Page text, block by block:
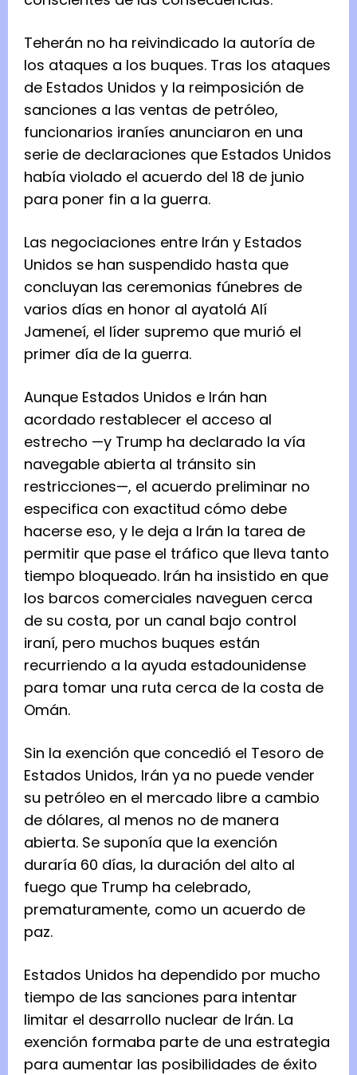
Teherán no ha reivindicado la autoría de
los ataques a los buques. Tras los ataques
de Estados Unidos y la reimposición de
sanciones a las ventas de petróleo,
funcionarios iraníes anunciaron en una
serie de declaraciones que Estados Unidos
había violado el acuerdo del 18 de junio
para poner fin a la guerra.
Las negociaciones entre Irán y Estados
Unidos se han suspendido hasta que
concluyan las ceremonias fúnebres de
varios días en honor al ayatolá Alí
Jameneí, el líder supremo que murió el
primer día de la guerra.
Aunque Estados Unidos e Irán han
acordado restablecer el acceso al
estrecho —y Trump ha declarado la vía
navegable abierta al tránsito sin
restricciones—, el acuerdo preliminar no
especifica con exactitud cómo debe
hacerse eso, y le deja a Irán la tarea de
permitir que pase el tráfico que lleva tanto
tiempo bloqueado. Irán ha insistido en que
los barcos comerciales naveguen cerca
de su costa, por un canal bajo control
iraní, pero muchos buques están
recurriendo a la ayuda estadounidense
para tomar una ruta cerca de la costa de
Omán.
Sin la exención que concedió el Tesoro de
Estados Unidos, Irán ya no puede vender
su petróleo en el mercado libre a cambio
de dólares, al menos no de manera
abierta. Se suponía que la exención
duraría 60 días, la duración del alto al
fuego que Trump ha celebrado,
prematuramente, como un acuerdo de
paz.
Estados Unidos ha dependido por mucho
tiempo de las sanciones para intentar
limitar el desarrollo nuclear de Irán. La
exención formaba parte de una estrategia
para aumentar las posibilidades de éxito